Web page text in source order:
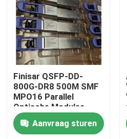
de Module van 100G QSFP28
de Module van 25G SFP28
10G SFP-Module
Finisar Optische
Finisar QSFP-DD-
800G-DR8 500M SMF
MPO16 Parallel
Optische Modules
100g Netwerk Switch
16 Kern Capaciteit
Aanvraag sturen